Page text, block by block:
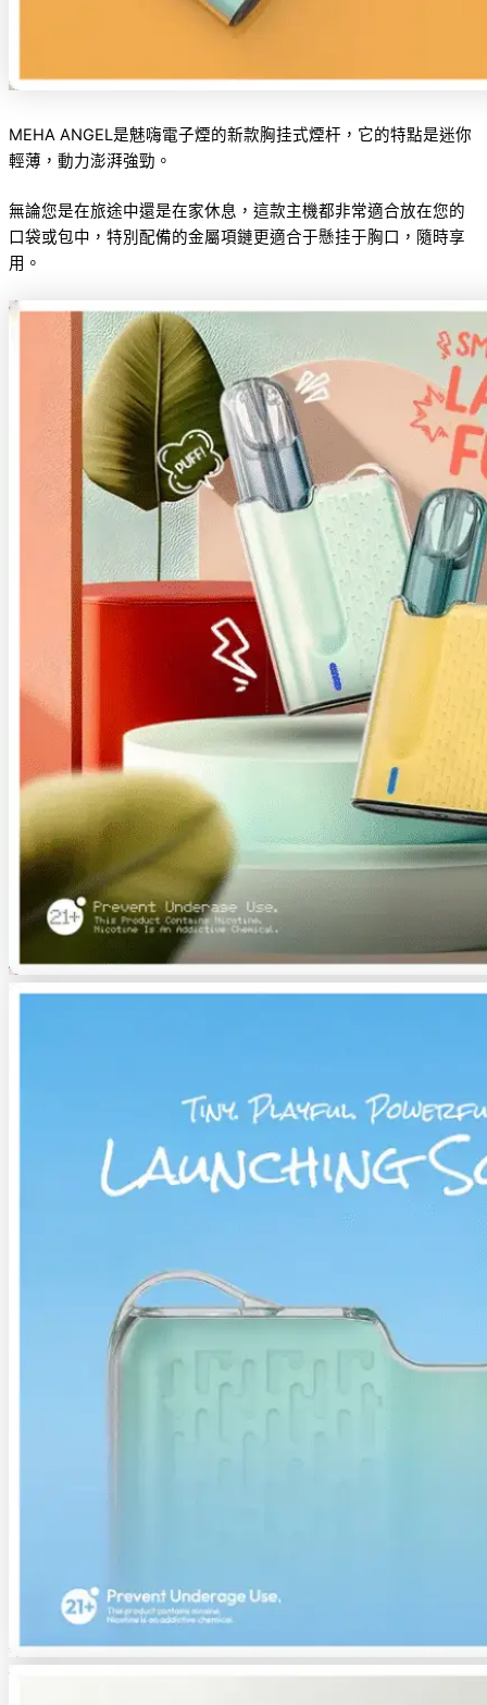
MEHA ANGEL是魅嗨電子煙的新款胸挂式煙杆，它的特點是迷你
輕薄，動力澎湃強勁。
無論您是在旅途中還是在家休息，這款主機都非常適合放在您的
口袋或包中，特別配備的金屬項鏈更適合于懸挂于胸口，隨時享
用。